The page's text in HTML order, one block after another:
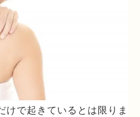
けで起きているとは限りま